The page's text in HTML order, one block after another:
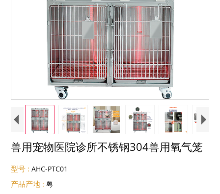
兽用宠物医院诊所不锈钢304兽用氧气笼
型号 : AHC-PTC01
产品产地 : 粤